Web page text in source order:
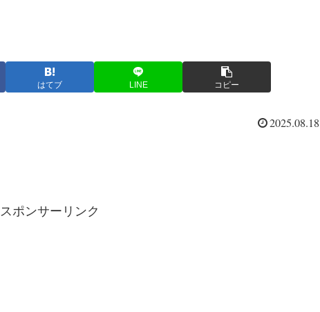
はてブ LINE コピー
2025.08.18
スポンサーリンク